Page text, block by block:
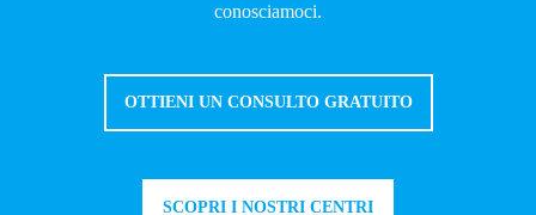
conosciamoci.
OTTIENI UN CONSULTO GRATUITO
SCOPRI I NOSTRI CENTRI